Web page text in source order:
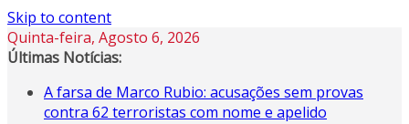
Skip to content
Quinta-feira, Agosto 6, 2026
Últimas Notícias:
A farsa de Marco Rubio: acusações sem provas
contra 62 terroristas com nome e apelido